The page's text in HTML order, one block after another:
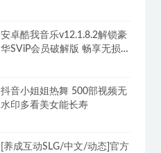
安卓酷我音乐v12.1.8.2解锁豪
华SViP会员破解版 畅享无损音
抖音小姐姐热舞 500部视频无
水印多看美女能长寿
[养成互动SLG/中文/动态]官方